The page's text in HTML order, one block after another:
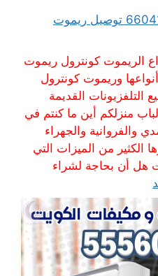
توصيل ريموت للمنزل 66041166 توصيل ريموت
الريموت كونترول ريموت
وريموت كونترول
القديمة
منزلكم أين ما كنتم في
والفروانية والجهراء
الكثير من الميزات التي
هل أن بحاجة لشراء